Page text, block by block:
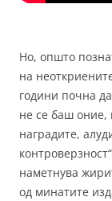
Но, општо
на
години почна
не се баш оние,
наградите,
наметнува
од минатите